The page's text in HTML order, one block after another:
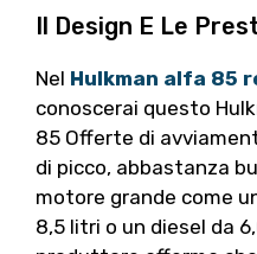
Il Design E Le
Nel Hulkman alfa 85
conoscerai questo
85 Offerte di
di picco, abbastanza
motore grande come
8,5 litri o un diesel da